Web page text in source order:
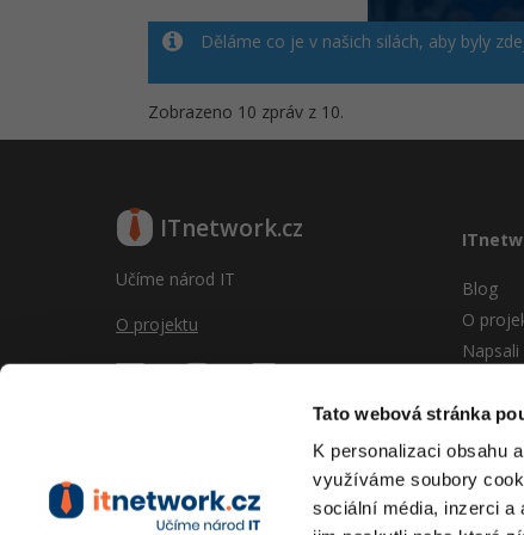
Tato webová stránka
K personalizaci obsahu
využíváme soubory
sociální média, inzerci a
Děláme co je v našich silách, aby byly
Zobrazeno 10 zpráv z 10.
ITnetwork.cz
Učíme národ IT
O projektu
Blog
O
Vývoj
RSS
Kontakt